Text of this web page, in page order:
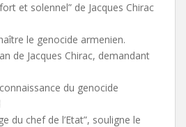
et solennel” de Jacques Chirac
le genocide armenien.
de Jacques Chirac, demandant
du genocide
du chef de l’Etat”, souligne le